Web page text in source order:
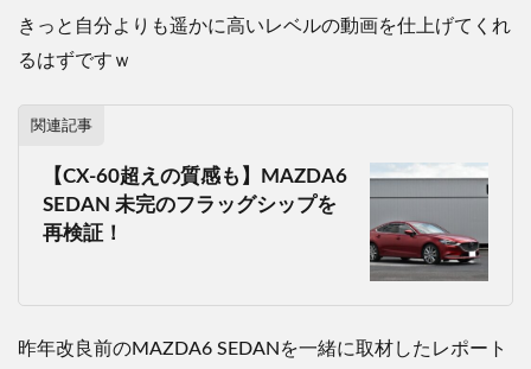
きっと自分よりも遥かに高いレベルの動画を仕上げてくれ
るはずですｗ
関連記事
【CX-60超えの質感も】MAZDA6
SEDAN 未完のフラッグシップを
再検証！
昨年改良前のMAZDA6 SEDANを一緒に取材したレポート